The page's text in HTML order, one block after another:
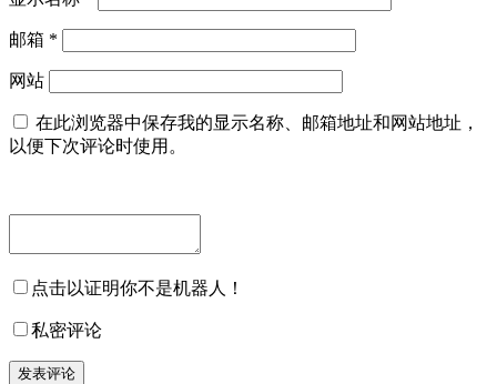
邮箱 *
网站
在此浏览器中保存我的显示名称、邮箱地址和网站地址，
以便下次评论时使用。
点击以证明你不是机器人！
私密评论